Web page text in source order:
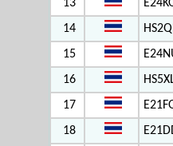
13
14
15
16
17
18